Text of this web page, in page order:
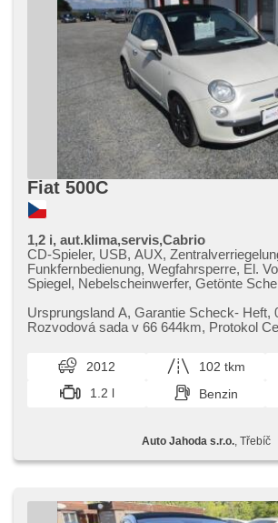
Fiat 500C
1,2 i, aut.klima,servis,Cabrio
CD-Spieler, USB, AUX,
Funkfernbedienung, Wegfahrsperre, El.
Spiegel, Nebelscheinwerfer, Getönte
höheneinstellbare Fahrersitz, Lenkrad
Heckscheibenwischer,
Servolenkung, Handgetriebe, parkovací
erfüllt 'EURO V', 5 rychlostních stupňů
Ursprungsland A,​ Garantie Scheck​- Heft,​
Rozvodová sada v 66 644km,​
2012 102 tkm
1.2 l
Benzin
Auto Jahoda s.r.o., Třebíč